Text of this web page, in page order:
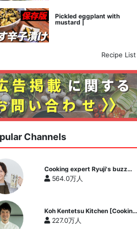
Pickled eggplant with
mustard |
Recipe List
Channels
Cooking expert Ryuji's buzz
recipe
564.0万人
Koh Kentetsu Kitchen [Cooking
expert Koh Kentetsu official
channel]
227.0万人